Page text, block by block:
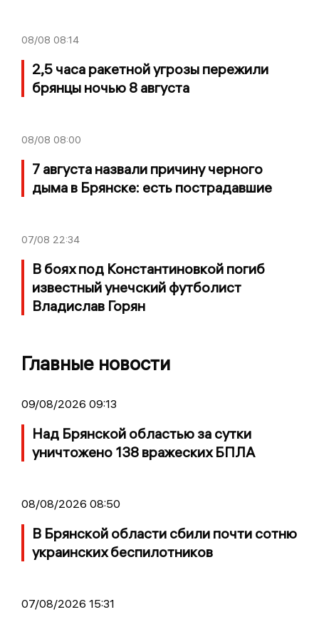
08/08 08:14
2,5 часа ракетной угрозы пережили
брянцы ночью 8 августа
08/08 08:00
7 августа назвали причину черного
дыма в Брянске: есть пострадавшие
07/08 22:34
В боях под Константиновкой погиб
известный унечский футболист
Владислав Горян
Главные новости
09/08/2026 09:13
Над Брянской областью за сутки
уничтожено 138 вражеских БПЛА
08/08/2026 08:50
В Брянской области сбили почти сотню
украинских беспилотников
07/08/2026 15:31